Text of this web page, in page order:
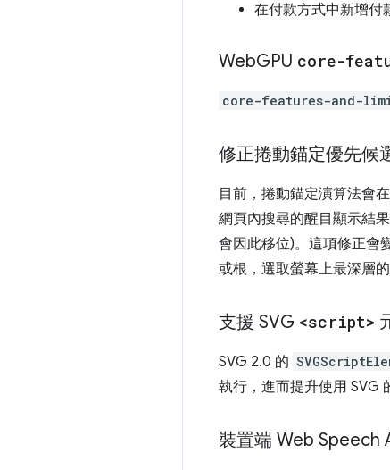
在付款方式中新增付
WebGPU core-
core-features-and-
修正捲動錨定優先候
目前，捲動錨定演算法會
網頁內搜尋的醒目顯示結
會因此移位)。這項修正會
或根，選取螢幕上最深層的
支援 SVG <script>
SVG 2.0 的
執行，進而提升使用 SVG
裝置端 Web Speech